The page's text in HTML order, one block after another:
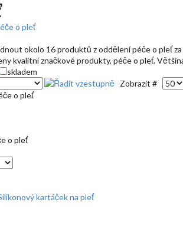
o pleť
okolo 16 produktů z oddělení péče o pleť
kvalitní značkové produkty, péče o pleť.
skladem
Zobrazit #
o pleť
o pleť
kartáček na pleť